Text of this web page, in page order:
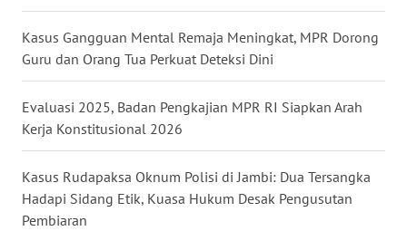
Kasus Gangguan Mental Remaja Meningkat, MPR Dorong
Guru dan Orang Tua Perkuat Deteksi Dini
Evaluasi 2025, Badan Pengkajian MPR RI Siapkan Arah
Kerja Konstitusional 2026
Kasus Rudapaksa Oknum Polisi di Jambi: Dua Tersangka
Hadapi Sidang Etik, Kuasa Hukum Desak Pengusutan
Pembiaran
WN
KALTENG